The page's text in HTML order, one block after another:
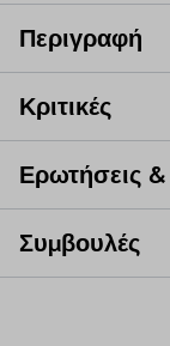
Περιγραφή
Κριτικές
Ερωτήσεις
Συμβουλές